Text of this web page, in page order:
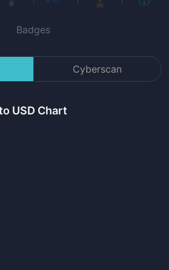
Badges
Cyberscan
USD Chart